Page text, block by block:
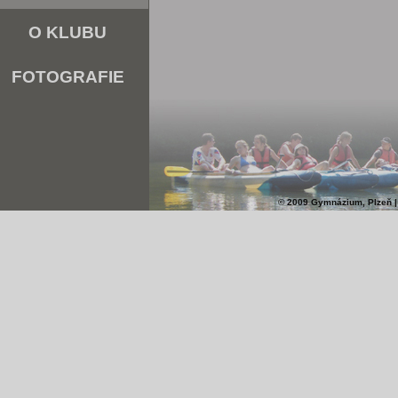
O KLUBU
FOTOGRAFIE
© 2009 Gymnázium, Plzeň